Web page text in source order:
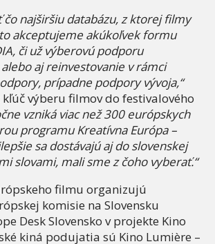
čo najširšiu databázu, z ktorej filmy
akceptujeme akúkoľvek formu
či už výberovú podporu
aj reinvestovanie v rámci
prípadne podpory vývoja,“
kľúč výberu filmov do festivalového
vzniká viac než 300 európskych
programu Kreatívna Európa –
sa dostávajú aj do slovenskej
slovami, mali sme z čoho vyberať.“
filmu organizujú
komisie na Slovensku
Desk Slovensko v projekte Kino
kiná podujatia sú Kino Lumière –